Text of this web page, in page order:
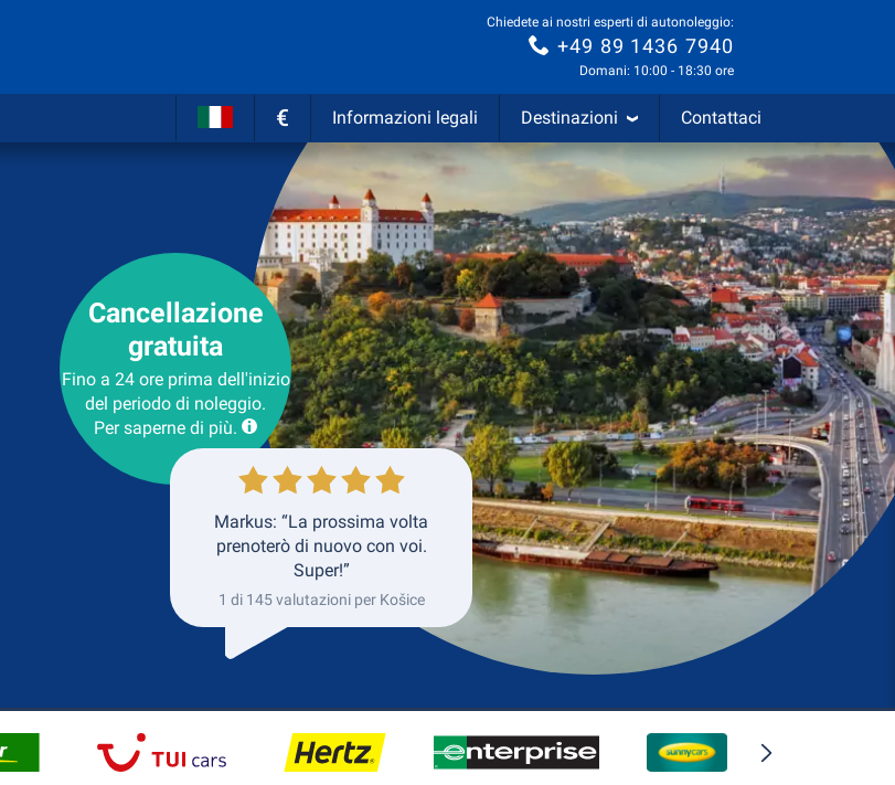
Chiedete ai nostri esperti di autonoleggio:
+49 89 1436 7940
Domani: 10:00 - 18:30 ore
€ Informazioni legali Destinazioni Contattaci
del noleggio
di ritorno
Ritorno
Cancellazione
gratuita
Fino a 24 ore prima dell'inizio
del periodo di noleggio.
Per saperne di più.
Markus: “La prossima volta
prenoterò di nuovo con voi.
Super!”
1 di 145 valutazioni per Košice